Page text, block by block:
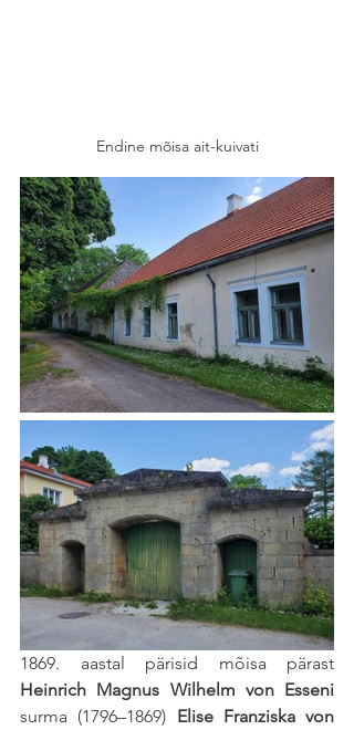
Endine mõisa ait-kuivati
1869. aastal pärisid mõisa
surma (1796–1869) Elise Franziska von